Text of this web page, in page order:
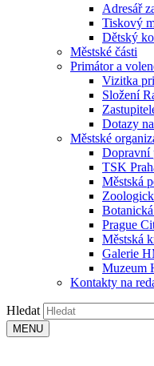
Adresář
Tiskový
Dětský
Městské části
Primátor a
Vizitka
Složení
Dotazy
Městské
Dopravní
TSK
Městská
Prague
Městská
Galerie
Muzeum
Kontakty na
Hledat
MENU